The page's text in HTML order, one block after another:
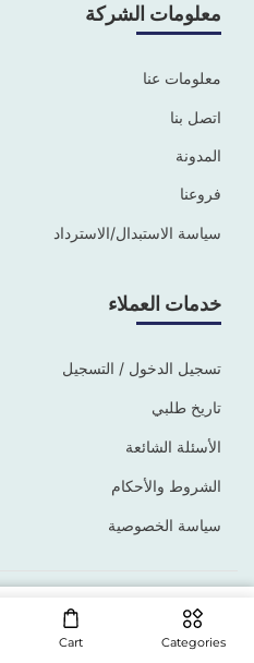
Categories
Cart
معلومات الشركة
معلومات عنا
اتصل بنا
المدونة
فروعنا
سياسة الاستبدال/الاسترداد
خدمات العملاء
تسجيل الدخول / التسجيل
تاريخ طلبي
الأسئلة الشائعة
الشروط والأحكام
سياسة الخصوصية
©2025 جميع الحقوق محفوظة –